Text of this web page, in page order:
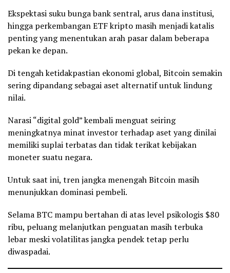
Ekspektasi suku bunga bank sentral, arus dana institusi,
hingga perkembangan ETF kripto masih menjadi katalis
penting yang menentukan arah pasar dalam beberapa
pekan ke depan.
Di tengah ketidakpastian ekonomi global, Bitcoin semakin
sering dipandang sebagai aset alternatif untuk lindung
nilai.
Narasi “digital gold” kembali menguat seiring
meningkatnya minat investor terhadap aset yang dinilai
memiliki suplai terbatas dan tidak terikat kebijakan
moneter suatu negara.
Untuk saat ini, tren jangka menengah Bitcoin masih
menunjukkan dominasi pembeli.
Selama BTC mampu bertahan di atas level psikologis $80
ribu, peluang melanjutkan penguatan masih terbuka
lebar meski volatilitas jangka pendek tetap perlu
diwaspadai.